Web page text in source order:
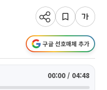
구글 선호매체 추가
00:00 / 04:48